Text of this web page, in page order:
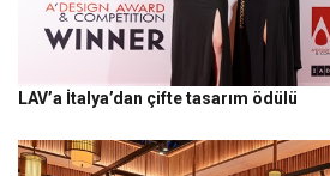
LAV’a İtalya’dan çifte tasarım ödülü